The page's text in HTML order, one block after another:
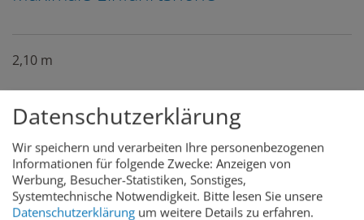
2,10 m
In der Nähe
Datenschutzerklärung
Wir speichern und verarbeiten Ihre personenbezogenen
Informationen für folgende Zwecke: Anzeigen von
Werbung, Besucher-Statistiken, Sonstiges,
Systemtechnische Notwendigkeit. Bitte lesen Sie unsere
Datenschutzerklärung um weitere Details zu erfahren.